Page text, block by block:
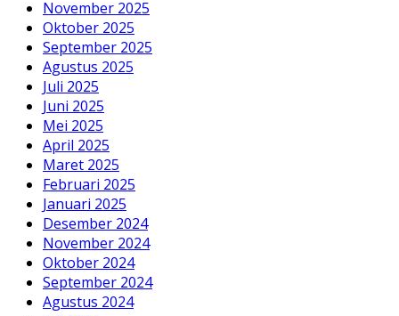
November 2025
Oktober 2025
September 2025
Agustus 2025
Juli 2025
Juni 2025
Mei 2025
April 2025
Maret 2025
Februari 2025
Januari 2025
Desember 2024
November 2024
Oktober 2024
September 2024
Agustus 2024